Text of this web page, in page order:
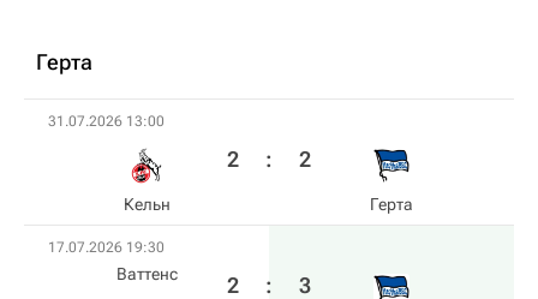
Герта
31.07.2026 13:00
Кельн
2 : 2
Герта
17.07.2026 19:30
Ваттенс 2 : 3